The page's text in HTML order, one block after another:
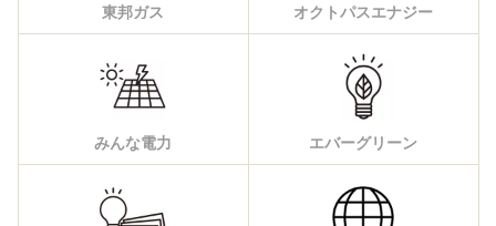
東邦ガス オクトパスエナジー
みんな電力 エバーグリーン